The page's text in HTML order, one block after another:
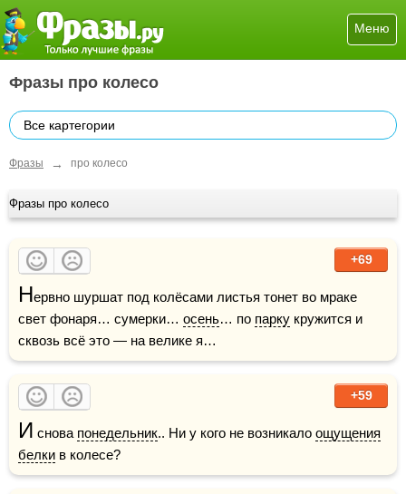
Меню
Фразы про колесо
Все картегории
Фразы → про колесо
Фразы про колесо
+69
Нервно шуршат под колёсами листья тонет во мраке
свет фонаря… сумерки… осень… по парку кружится и
сквозь всё это — на велике я…
+59
И снова понедельник.. Ни у кого не возникало ощущения
белки в колесе?